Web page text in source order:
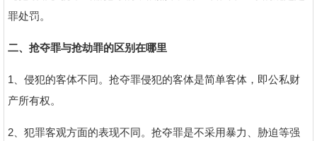
罪处罚。
二、抢夺罪与抢劫罪的区别在哪里
1、侵犯的客体不同。抢夺罪侵犯的客体是简单客体，即公私财
产所有权。
2、犯罪客观方面的表现不同。抢夺罪是不采用暴力、胁迫等强